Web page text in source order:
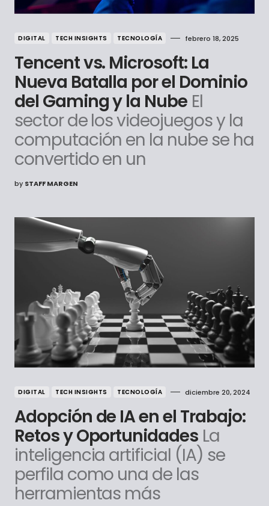
DIGITAL TECH INSIGHTS TECNOLOGÍA febrero 18, 2025
Tencent vs. Microsoft: La
Nueva Batalla por el Dominio
del Gaming y la Nube El
sector de los videojuegos y la
computación en la nube se ha
convertido en un
by STAFF MARGEN
DIGITAL TECH INSIGHTS TECNOLOGÍA diciembre 20, 2024
Adopción de IA en el Trabajo:
Retos y Oportunidades La
inteligencia artificial (IA) se
perfila como una de las
herramientas más